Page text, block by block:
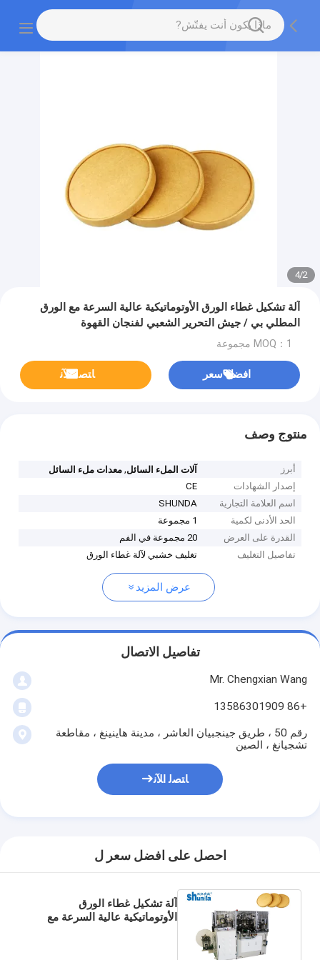
2
/
4
آلة تشكيل غطاء الورق الأوتوماتيكية عالية السرعة مع الورق
المطلي بي / جيش التحرير الشعبي لفنجان القهوة
MOQ：1 مجموعة
افضل سعر ﺎﺘﺼﻟ ﺍﻶﻧ
منتوج وصف
أبرز آلات الملء السائل,معدات ملء السائل
إصدار الشهادات
CE
اسم العلامة التجارية
SHUNDA
الحد الأدنى لكمية
1 مجموعة
القدرة على العرض
20 مجموعة في الفم
تفاصيل التغليف
تغليف خشبي لآلة غطاء الورق
عرض المزيد
تفاصيل الاتصال
Mr. Chengxian Wang
+86 13586301909
رقم 50 ، طريق جينجبيان العاشر ، مدينة هاينينغ ، مقاطعة
تشجيانغ ، الصين
ﺎﺘﺼﻟ ﺍﻶﻧ
احصل على افضل سعر ل
آلة تشكيل غطاء الورق
الأوتوماتيكية عالية السرعة مع